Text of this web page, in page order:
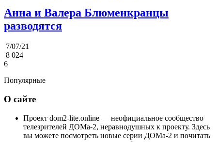
Анна и Валера Блюменкранцы
разводятся
7/07/21
8 024
6
Популярные
О сайте
Проект dom2-lite.online — неофициальное сообщество
телезрителей ДОМа-2, неравнодушных к проекту. Здесь
вы можете посмотреть новые серии ДОМа-2 и почитать